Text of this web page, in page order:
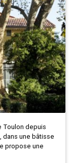
Toulon depuis
dans une bâtisse
propose une